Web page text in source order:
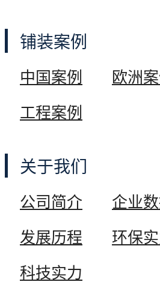
加盟条件
加盟支持
申请加盟
铺装案例
铺装案例
中国案例 欧洲案
工程案例
关于我们
公司简介 企业
发展历程 环保
科技实力